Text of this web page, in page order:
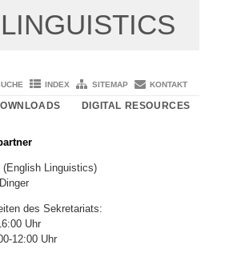
INDEX SITEMAP KONTAKT
DIGITAL RESOURCES
(English Linguistics)
des Sekretariats:
Uhr
12:00 Uhr